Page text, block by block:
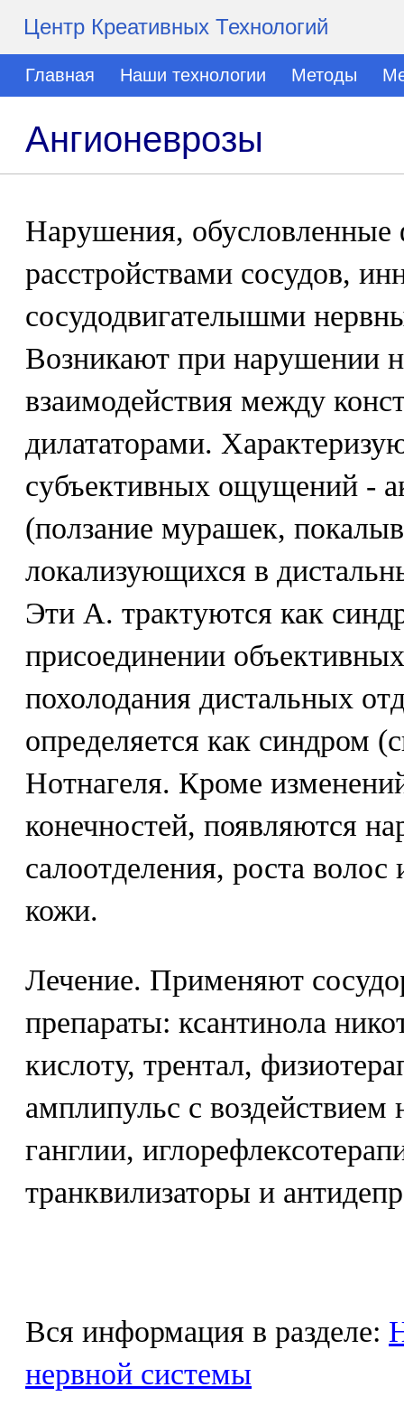
Центр Креативных Технологий
Главная Наши технологии Методы
Ангионеврозы
Нарушения,
расстройствами сосудов,
сосудодвигателышми
Возникают при нарушении
взаимодействия между
дилататорами.
субъективных ощущений -
(ползание мурашек,
локализующихся в
Эти А. трактуются как
присоединении
похолодания дистальных
определяется как синдром
Нотнагеля. Кроме
конечностей, появляются
салоотделения, роста
кожи.
Лечение. Применяют
препараты: ксантинола
кислоту, трентал,
амплипульс с воздействием
ганглии,
транквилизаторы и
Вся информация в разделе:
нервной системы